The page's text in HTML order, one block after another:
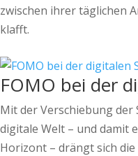
zwischen ihrer täglichen
klafft.
FOMO bei der
Mit der Verschiebung
digitale Welt – und damit
Horizont – drängt sich